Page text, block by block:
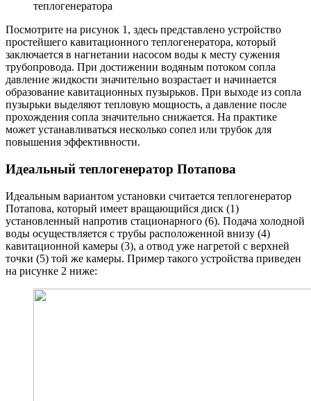
теплогенератора
Посмотрите на рисунок 1, здесь представлено устройство
простейшего кавитационного теплогенератора, который
заключается в нагнетании насосом воды к месту сужения
трубопровода. При достижении водяным потоком сопла
давление жидкости значительно возрастает и начинается
образование кавитационных пузырьков. При выходе из сопла
пузырьки выделяют тепловую мощность, а давление после
прохождения сопла значительно снижается. На практике
может устанавливаться несколько сопел или трубок для
повышения эффективности.
Идеальный теплогенератор Потапова
Идеальным вариантом установки считается теплогенератор
Потапова, который имеет вращающийся диск (1)
установленный напротив стационарного (6). Подача холодной
воды осуществляется с трубы расположенной внизу (4)
кавитационной камеры (3), а отвод уже нагретой с верхней
точки (5) той же камеры. Пример такого устройства приведен
на рисунке 2 ниже: